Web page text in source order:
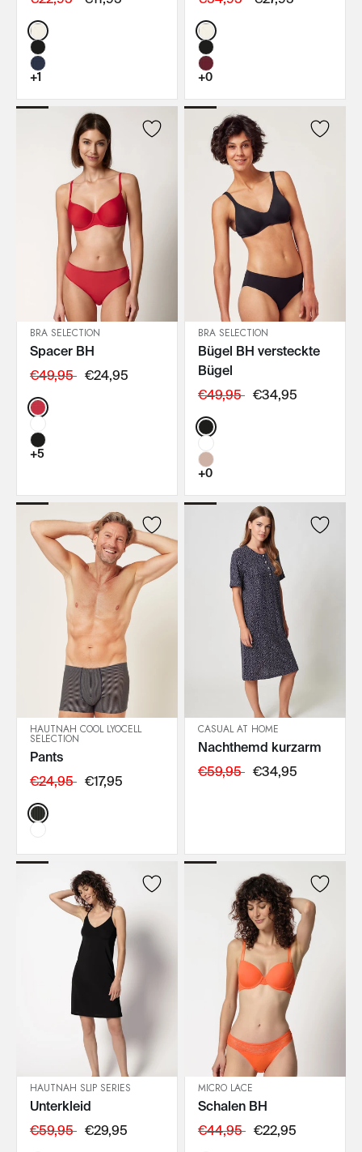
Color:
+1
Color:
+0
IN DEN WARENKORB
BRA SELECTION
Spacer BH
€49,95 €24,95
Color:
+5
IN DEN WARENKORB
BRA SELECTION
Bügel BH versteckte
Bügel
€49,95 €34,95
Color:
+0
HAUTNAH COOL LYOCELL
SELECTION
Pants
€24,95 €17,95
Color:
IN DEN WARENKORB
CASUAL AT HOME
Nachthemd kurzarm
€59,95 €34,95
IN DEN WARENKORB
HAUTNAH SLIP SERIES
Unterkleid
€59,95 €29,95
IN DEN WARENKORB
MICRO LACE
Schalen BH
€44,95 €22,95